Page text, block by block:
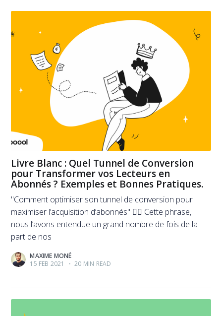
Livre Blanc : Quel Tunnel de Conversion
pour Transformer vos Lecteurs en
Abonnés ? Exemples et Bonnes Pratiques.
"Comment optimiser son tunnel de conversion pour
maximiser l’acquisition d’abonnés" 🤷‍♂️ Cette phrase,
nous l’avons entendue un grand nombre de fois de la
part de nos
MAXIME MONÉ
15 FEB 2021
• 20 MIN READ